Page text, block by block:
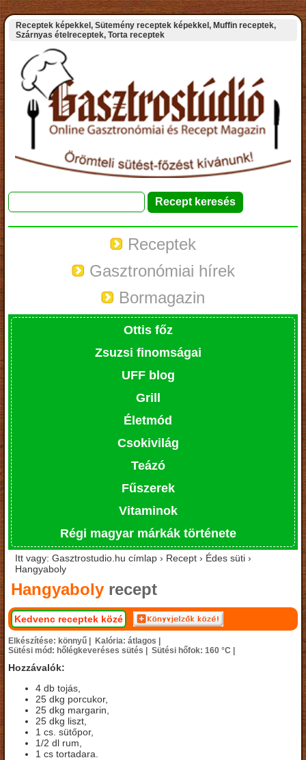
Receptek képekkel, Sütemény receptek képekkel, Muffin receptek,
Szárnyas ételreceptek, Torta receptek
Receptek
Gasztronómiai hírek
Bormagazin
Ottis főz
Zsuzsi finomságai
UFF blog
Grill
Életmód
Csokivilág
Teázó
Fűszerek
Vitaminok
Régi magyar márkák története
Itt vagy: Gasztrostudio.hu címlap › Recept › Édes süti ›
Hangyaboly
Hangyaboly recept
Kedvenc receptek közé
Elkészítése: könnyű | Kalória: átlagos |
Sütési mód: hőlégkeveréses sütés | Sütési hőfok: 160 °C |
Hozzávalók:
4 db tojás,
25 dkg porcukor,
25 dkg margarin,
25 dkg liszt,
1 cs. sütőpor,
1/2 dl rum,
1 cs tortadara.